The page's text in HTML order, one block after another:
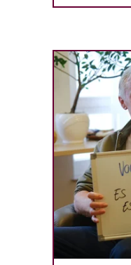
Allet janz
Seniorenresidenz
Gelassenheit
erstens anders,
Lebensmotto des
Lieblingslied
Die